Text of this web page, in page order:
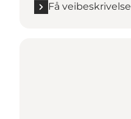
Få veibeskrivelse